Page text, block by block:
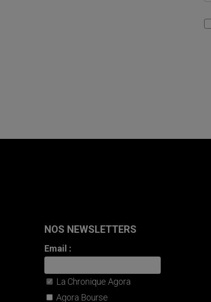
NOS NEWSLETTERS
Email :
La Chronique Agora
Agora Bourse